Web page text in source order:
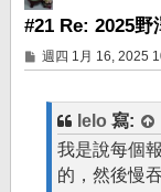
#21 Re: 2025野
文
章
週四 1月 16, 2025
lelo 寫:
我是說每個
的，然後慢